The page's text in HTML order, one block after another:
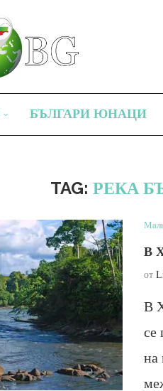
БЪЛГАРИ ЮНАЦИ
TAG: РЕКА
В
от
В
се
на